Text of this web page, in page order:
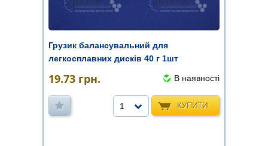
Грузик балансувальний для
легкосплавних дисків 40 г 1шт
19.73 грн. В наявності
КУПИТИ
1